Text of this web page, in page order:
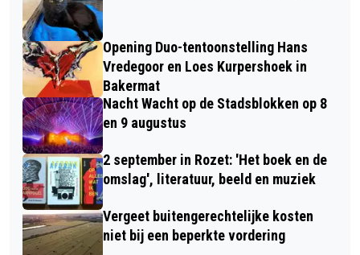
Opening Duo-tentoonstelling Hans
Vredegoor en Loes Kurpershoek in
Bakermat
Nacht Wacht op de Stadsblokken op 8
en 9 augustus
2 september in Rozet: 'Het boek en de
omslag', literatuur, beeld en muziek
Vergeet buitengerechtelijke kosten
niet bij een beperkte vordering